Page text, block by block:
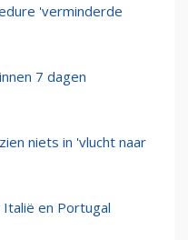
'verminderde
7 dagen
niets in 'vlucht naar
en Portugal